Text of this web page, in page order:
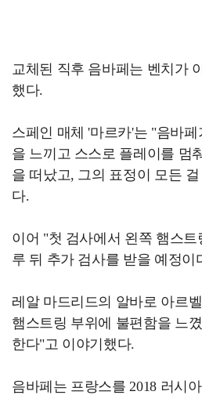
교체된 직후 음바페는 벤치가
했다.
스페인 매체 '마르카'는 "음바
을 느끼고 스스로 플레이를 멈
을 떠났고, 그의 표정이 모든
다.
이어 "첫 검사에서 왼쪽 햄스
루 뒤 추가 검사를 받을 예정이
레알 마드리드의 알바로 아르
햄스트링 부위에 불편함을 느
한다"고 이야기했다.
음바페는 프랑스를 2018 러시